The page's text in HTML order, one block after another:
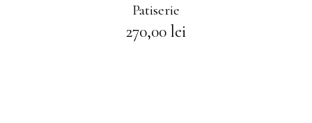
Patiserie
270,00 lei